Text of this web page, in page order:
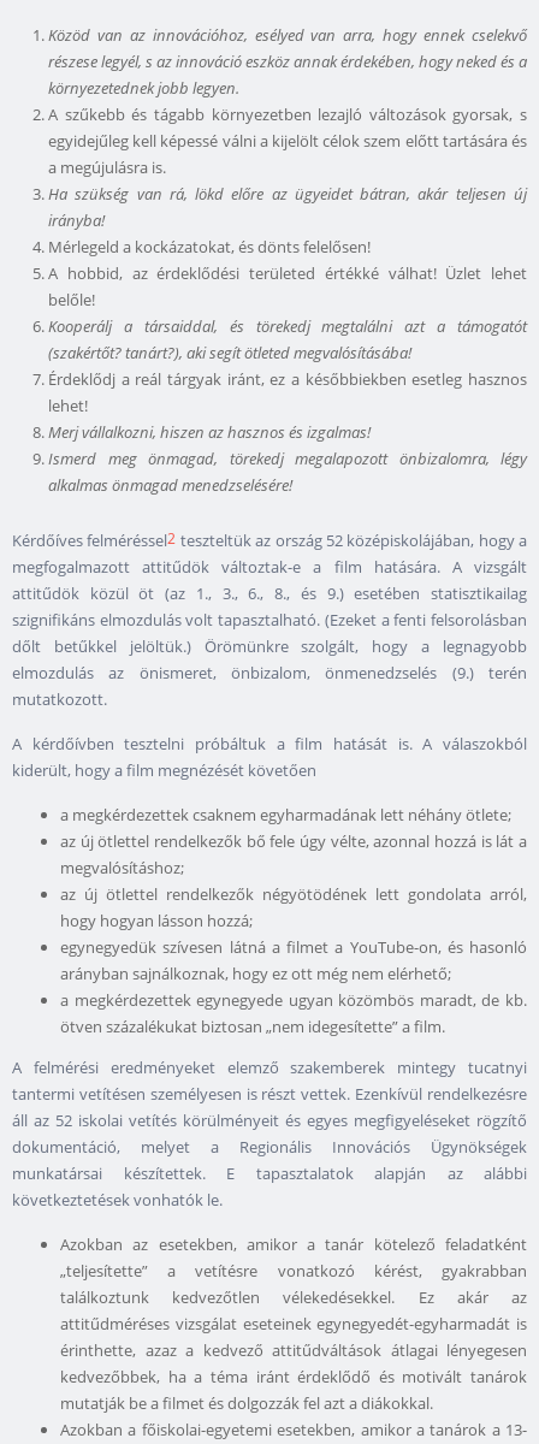
Közöd van az innovációhoz, esélyed van arra, hogy ennek cselekvő
részese legyél, s az innováció eszköz annak érdekében, hogy neked és a
környezetednek jobb legyen.
A szűkebb és tágabb környezetben lezajló változások gyorsak, s
egyidejűleg kell képessé válni a kijelölt célok szem előtt tartására és
a megújulásra is.
Ha szükség van rá, lökd előre az ügyeidet bátran, akár teljesen új
irányba!
Mérlegeld a kockázatokat, és dönts felelősen!
A hobbid, az érdeklődési területed értékké válhat! Üzlet lehet
belőle!
Kooperálj a társaiddal, és törekedj megtalálni azt a támogatót
(szakértőt? tanárt?), aki segít ötleted megvalósításába!
Érdeklődj a reál tárgyak iránt, ez a későbbiekben esetleg hasznos
lehet!
Merj vállalkozni, hiszen az hasznos és izgalmas!
Ismerd meg önmagad, törekedj megalapozott önbizalomra, légy
alkalmas önmagad menedzselésére!
Kérdőíves felméréssel2 teszteltük az ország 52 középiskolájában, hogy a
megfogalmazott attitűdök változtak-e a film hatására. A vizsgált
attitűdök közül öt (az 1., 3., 6., 8., és 9.) esetében statisztikailag
szignifikáns elmozdulás volt tapasztalható. (Ezeket a fenti felsorolásban
dőlt betűkkel jelöltük.) Örömünkre szolgált, hogy a legnagyobb
elmozdulás az önismeret, önbizalom, önmenedzselés (9.) terén
mutatkozott.
A kérdőívben tesztelni próbáltuk a film hatását is. A válaszokból
kiderült, hogy a film megnézését követően
a megkérdezettek csaknem egyharmadának lett néhány ötlete;
az új ötlettel rendelkezők bő fele úgy vélte, azonnal hozzá is lát a
megvalósításhoz;
az új ötlettel rendelkezők négyötödének lett gondolata arról,
hogy hogyan lásson hozzá;
egynegyedük szívesen látná a filmet a YouTube-on, és hasonló
arányban sajnálkoznak, hogy ez ott még nem elérhető;
a megkérdezettek egynegyede ugyan közömbös maradt, de kb.
ötven százalékukat biztosan „nem idegesítette” a film.
A felmérési eredményeket elemző szakemberek mintegy tucatnyi
tantermi vetítésen személyesen is részt vettek. Ezenkívül rendelkezésre
áll az 52 iskolai vetítés körülményeit és egyes megfigyeléseket rögzítő
dokumentáció, melyet a Regionális Innovációs Ügynökségek
munkatársai készítettek. E tapasztalatok alapján az alábbi
következtetések vonhatók le.
Azokban az esetekben, amikor a tanár kötelező feladatként
„teljesítette” a vetítésre vonatkozó kérést, gyakrabban
találkoztunk kedvezőtlen vélekedésekkel. Ez akár az
attitűdméréses vizsgálat eseteinek egynegyedét-egyharmadát is
érinthette, azaz a kedvező attitűdváltások átlagai lényegesen
kedvezőbbek, ha a téma iránt érdeklődő és motivált tanárok
mutatják be a filmet és dolgozzák fel azt a diákokkal.
Azokban a főiskolai-egyetemi esetekben, amikor a tanárok a 13-